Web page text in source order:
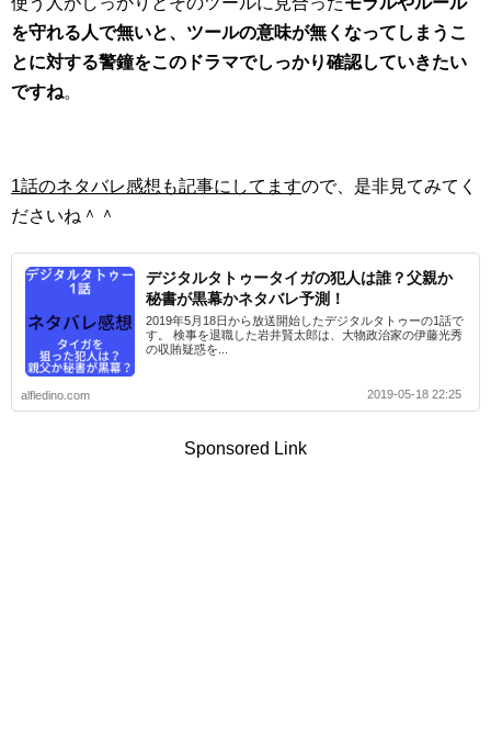
を守れる人で無いと、ツールの意味が無くなってしまうこ
とに対する警鐘をこのドラマでしっかり確認していきたい
ですね。
1話のネタバレ感想も記事にしてますので、是非見てみてく
ださいね＾＾
デジタルタトゥータイガの犯人は誰？父親か
秘書が黒幕かネタバレ予測！
2019年5月18日から放送開始したデジタルタトゥーの1話で
す。 検事を退職した岩井賢太郎は、大物政治家の伊藤光秀
の収賄疑惑を...
alfledino.com 2019-05-18 22:25
Sponsored Link